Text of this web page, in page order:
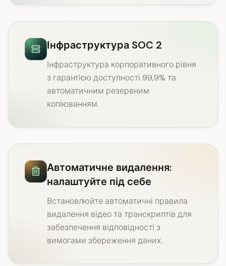
Інфраструктура SOC 2
Інфраструктура корпоративного рівня
з гарантією доступності 99,9% та
автоматичним резервним
копіюванням.
Автоматичне видалення:
налаштуйте під себе
Встановлюйте автоматичні правила
видалення відео та транскриптів для
забезпечення відповідності з
вимогами збереження даних.